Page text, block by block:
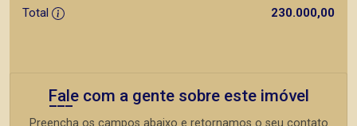
Total 230.000,00
Fale com a gente sobre este imóvel
Preencha os campos abaixo e retornamos o seu contato